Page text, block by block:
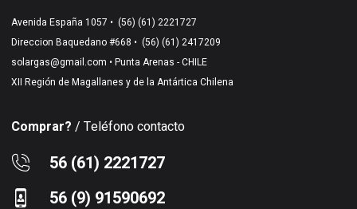
Avenida España 1057 • (56) (61) 2221727
Direccion Baquedano #668 • (56) (61) 2417209
solargas@gmail.com • Punta Arenas - CHILE
XII Región de Magallanes y de la Antártica Chilena
Comprar? / Teléfono contacto
56 (61) 2221727
56 (9) 91590692